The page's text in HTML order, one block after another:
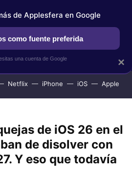
APPLESFERA SELECCIÓN
Netflix iPhone iOS Apple
de iOS 26 en el
de disolver con
Y eso que todavía
×
de Applesfera en Google
como fuente preferida
una cuenta de Google